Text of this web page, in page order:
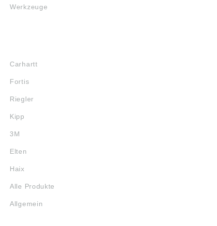
Werkzeuge
Carhartt
Fortis
Riegler
Kipp
3M
Elten
Haix
Alle Produkte
Allgemein